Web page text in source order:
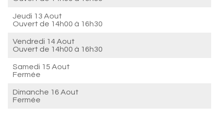
Jeudi 13 Aout
Ouvert de 14h00 à 16h30
Vendredi 14 Aout
Ouvert de 14h00 à 16h30
Samedi 15 Aout
Fermée
Dimanche 16 Aout
Fermée